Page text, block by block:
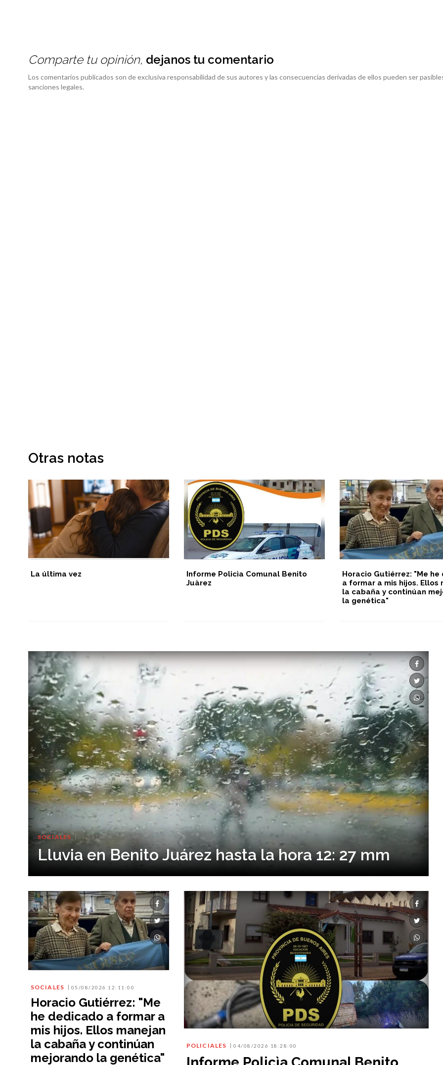
Comparte tu opinión, dejanos tu comentario
Los comentarios publicados son de exclusiva responsabilidad de sus autores y las consecuencias derivadas de ellos pueden ser
sanciones legales.
Otras notas
La última vez
Informe Policìa Comunal Benito
Juàrez
Horacio Gutiérrez: "Me he
a formar a mis hijos. Ellos
la cabaña y continúan
la genética"
SOCIALES 06/08/2026 12:28:00
Lluvia en Benito Juárez hasta la hora 12: 27 mm
SOCIALES 05/08/2026 12:11:00
Horacio Gutiérrez: "Me
he dedicado a formar a
mis hijos. Ellos manejan
la cabaña y continúan
mejorando la genética"
POLICIALES 04/08/2026 18:28:00